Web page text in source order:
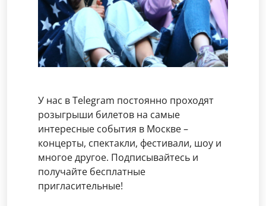
У нас в Telegram постоянно проходят
розыгрыши билетов на самые
интересные события в Москве –
концерты, спектакли, фестивали, шоу и
многое другое. Подписывайтесь и
получайте бесплатные
пригласительные!